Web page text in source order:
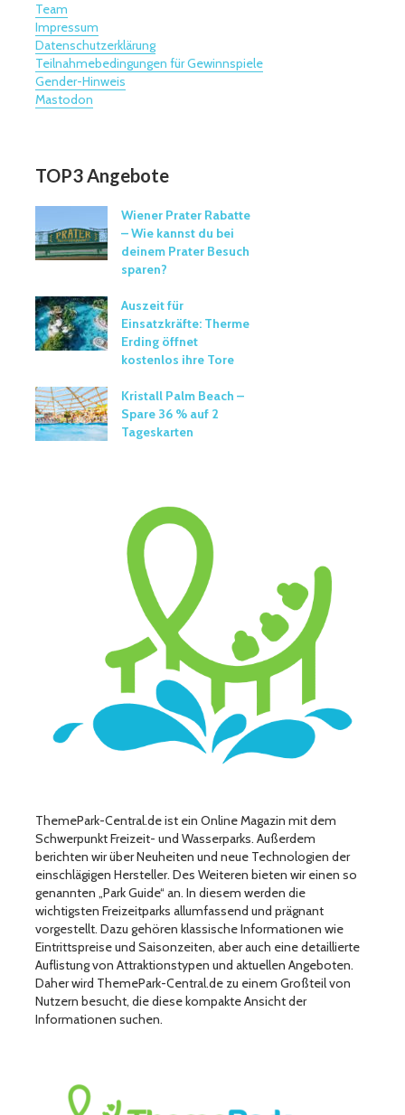
Team
Impressum
Datenschutzerklärung
Teilnahmebedingungen für Gewinnspiele
Gender-Hinweis
Mastodon
TOP3 Angebote
Wiener Prater Rabatte
– Wie kannst du bei
deinem Prater Besuch
sparen?
Auszeit für
Einsatzkräfte: Therme
Erding öffnet
kostenlos ihre Tore
Kristall Palm Beach –
Spare 36 % auf 2
Tageskarten
ThemePark-Central.de ist ein Online Magazin mit dem
Schwerpunkt Freizeit- und Wasserparks. Außerdem
berichten wir über Neuheiten und neue Technologien der
einschlägigen Hersteller. Des Weiteren bieten wir einen so
genannten „Park Guide“ an. In diesem werden die
wichtigsten Freizeitparks allumfassend und prägnant
vorgestellt. Dazu gehören klassische Informationen wie
Eintrittspreise und Saisonzeiten, aber auch eine detaillierte
Auflistung von Attraktionstypen und aktuellen Angeboten.
Daher wird ThemePark-Central.de zu einem Großteil von
Nutzern besucht, die diese kompakte Ansicht der
Informationen suchen.